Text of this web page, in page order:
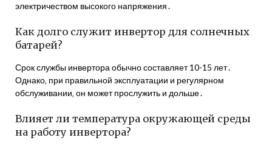
электричеством высокого напряжения․
Как долго служит инвертор для солнечных
батарей?
Срок службы инвертора обычно составляет 10-15 лет․
Однако‚ при правильной эксплуатации и регулярном
обслуживании‚ он может прослужить и дольше․
Влияет ли температура окружающей среды
на работу инвертора?